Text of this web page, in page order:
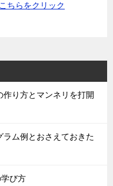
ちらをクリック
り方とマンネリを打開
ム例とおさえておきた
び方